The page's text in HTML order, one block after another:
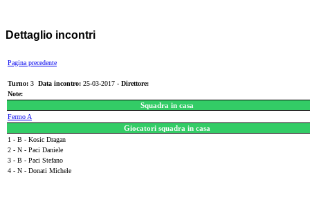
Dettaglio incontri
Pagina precedente
Turno: 3 Data incontro: 25-03-2017 - Direttore:
Note:
Squadra in casa
Fermo A
Giocatori squadra in casa
1 - B - Kosic Dragan
2 - N - Paci Daniele
3 - B - Paci Stefano
4 - N - Donati Michele